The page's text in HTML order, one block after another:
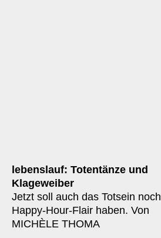
lebenslauf: Totentänze und
Klageweiber
Jetzt soll auch das Totsein noch
Happy-Hour-Flair haben. Von
MICHÈLE THOMA